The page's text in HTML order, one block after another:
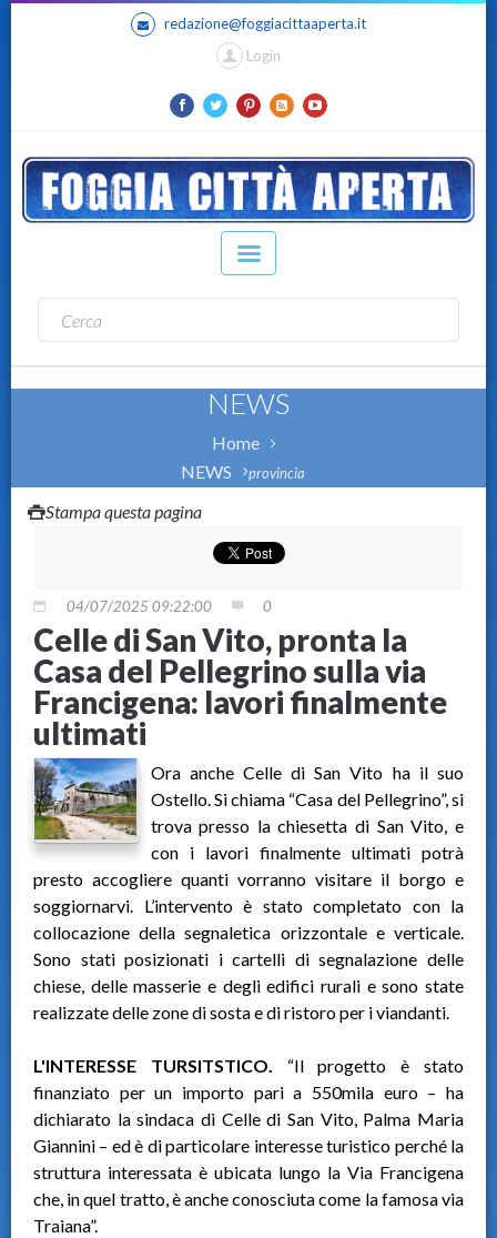
redazione@foggiacittaaperta.it
Login
NEWS
Home
NEWS
provincia
Stampa questa pagina
04/07/2025 09:22:00 0
Celle di San Vito, pronta la
Casa del Pellegrino sulla via
Francigena: lavori finalmente
ultimati
Ora anche Celle di San Vito ha il suo
Ostello. Si chiama “Casa del Pellegrino”, si
trova presso la chiesetta di San Vito, e
con i lavori finalmente ultimati potrà
presto accogliere quanti vorranno visitare il borgo e
soggiornarvi. L’intervento è stato completato con la
collocazione della segnaletica orizzontale e verticale.
Sono stati posizionati i cartelli di segnalazione delle
chiese, delle masserie e degli edifici rurali e sono state
realizzate delle zone di sosta e di ristoro per i viandanti.
L'INTERESSE TURSITSTICO. “Il progetto è stato
finanziato per un importo pari a 550mila euro – ha
dichiarato la sindaca di Celle di San Vito, Palma Maria
Giannini – ed è di particolare interesse turistico perché la
struttura interessata è ubicata lungo la Via Francigena
che, in quel tratto, è anche conosciuta come la famosa via
Traiana”.